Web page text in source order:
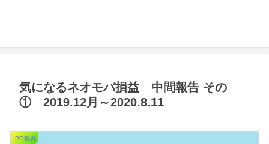
気になるネオモバ損益 中間報告 その
① 2019.12月～2020.8.11
IPO投資